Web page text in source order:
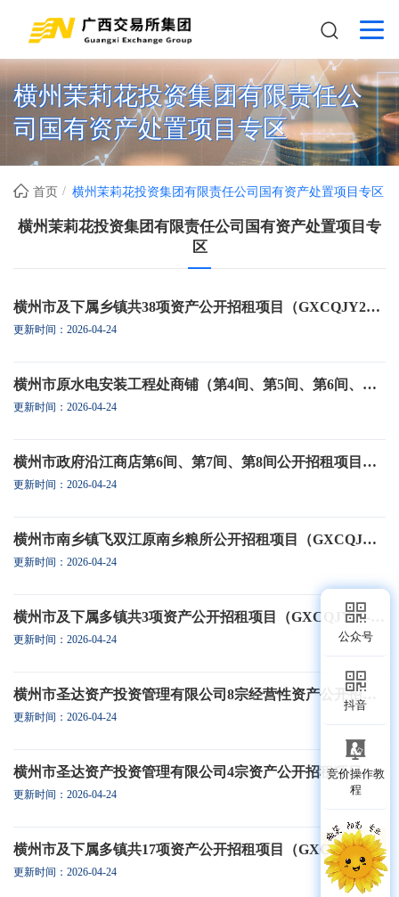
横州茉莉花投资集团有限责任公
司国有资产处置项目专区
首页 横州茉莉花投资集团有限责任公司国有资产处置项目专区
横州茉莉花投资集团有限责任公司国有资产处置项目专
区
横州市及下属乡镇共38项资产公开招租项目（GXCQJY25-836）
更新时间：2026-04-24
横州市原水电安装工程处商铺（第4间、第5间、第6间、第7间）公开招租项目（GXCQJY26-352）
更新时间：2026-04-24
横州市政府沿江商店第6间、第7间、第8间公开招租项目（GXCQJY26-301）
更新时间：2026-04-24
横州市南乡镇飞双江原南乡粮所公开招租项目（GXCQJY26-258）
更新时间：2026-04-24
更新时间：2026-04-24
横州市圣达资产投资管理有限公司8宗经营性资产公开招租项目（GXCQJY26-206）
更新时间：2026-04-24
横州市圣达资产投资管理有限公司4宗资产公开招租项目（GXCQJY26-101）
更新时间：2026-04-24
横州市及下属多镇共17项资产公开招租项目（GXCQJY26-30）
更新时间：2026-04-24
公众号
抖音
竞价操作教
程